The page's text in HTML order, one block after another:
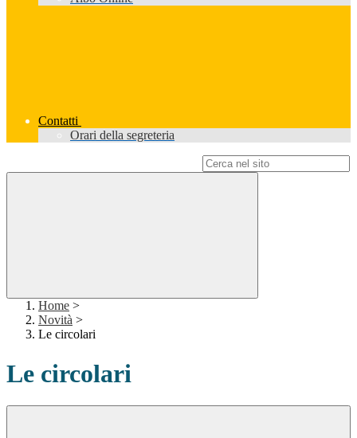
Contatti
Orari della segreteria
Home >
Novità >
Le circolari
Le circolari